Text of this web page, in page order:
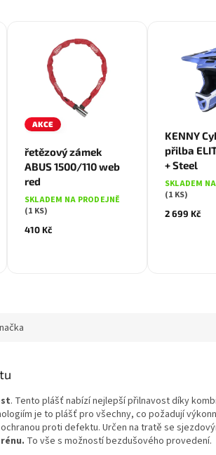
AKCE
řetězový zámek
ABUS 1500/110 web
red
SKLADEM NA PRODEJNĚ
(1 KS)
410 Kč
KENNY
přilba
+ Steel
SKLADEM
(1 KS)
2 699 Kč
. Tento plášť nabízí nejlepší přilnavost díky
je to plášť pro všechny, co požadují
proti defektu. Určen na tratě se
To vše s možností bezdušového provedení.